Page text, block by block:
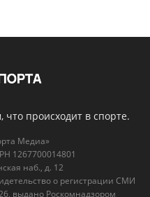
происходит в спорте.
Медиа»
1267700014801
наб., д. 12
о регистрации СМИ
выдано Роскомнадзором